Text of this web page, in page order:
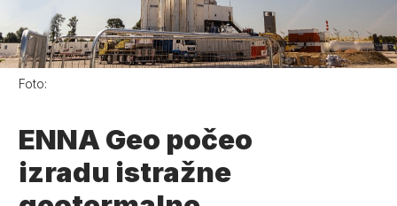
Foto:
ENNA Geo počeo
izradu istražne